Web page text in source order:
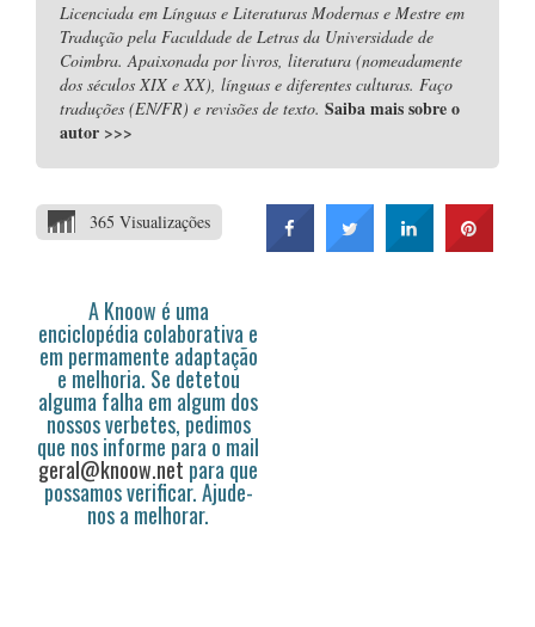
Licenciada em Línguas e Literaturas Modernas e Mestre em
Tradução pela Faculdade de Letras da Universidade de
Coimbra. Apaixonada por livros, literatura (nomeadamente
dos séculos XIX e XX), línguas e diferentes culturas. Faço
traduções (EN/FR) e revisões de texto. Saiba mais sobre o
autor >>>
365 Visualizações
A Knoow é uma
enciclopédia colaborativa e
em permamente adaptação
e melhoria. Se detetou
alguma falha em algum dos
nossos verbetes, pedimos
que nos informe para o mail
geral@knoow.net para que
possamos verificar. Ajude-
nos a melhorar.